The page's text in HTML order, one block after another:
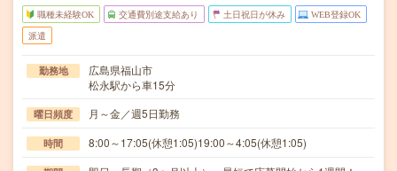
職種未経験OK 交通費別途支給あり 土日祝日が休み WEB登録OK
派遣
勤務地
広島県福山市
松永駅から車15分
曜日頻度 月～金／週5日勤務
時間 8:00～17:05(休憩1:05)19:00～4:05(休憩1:05)